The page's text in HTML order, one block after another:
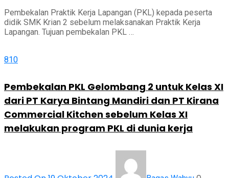
Pembekalan Praktik Kerja Lapangan (PKL) kepada peserta
didik SMK Krian 2 sebelum melaksanakan Praktik Kerja
Lapangan. Tujuan pembekalan PKL …
810
Pembekalan PKL Gelombang 2 untuk Kelas XI
dari PT Karya Bintang Mandiri dan PT Kirana
Commercial Kitchen sebelum Kelas XI
melakukan program PKL di dunia kerja